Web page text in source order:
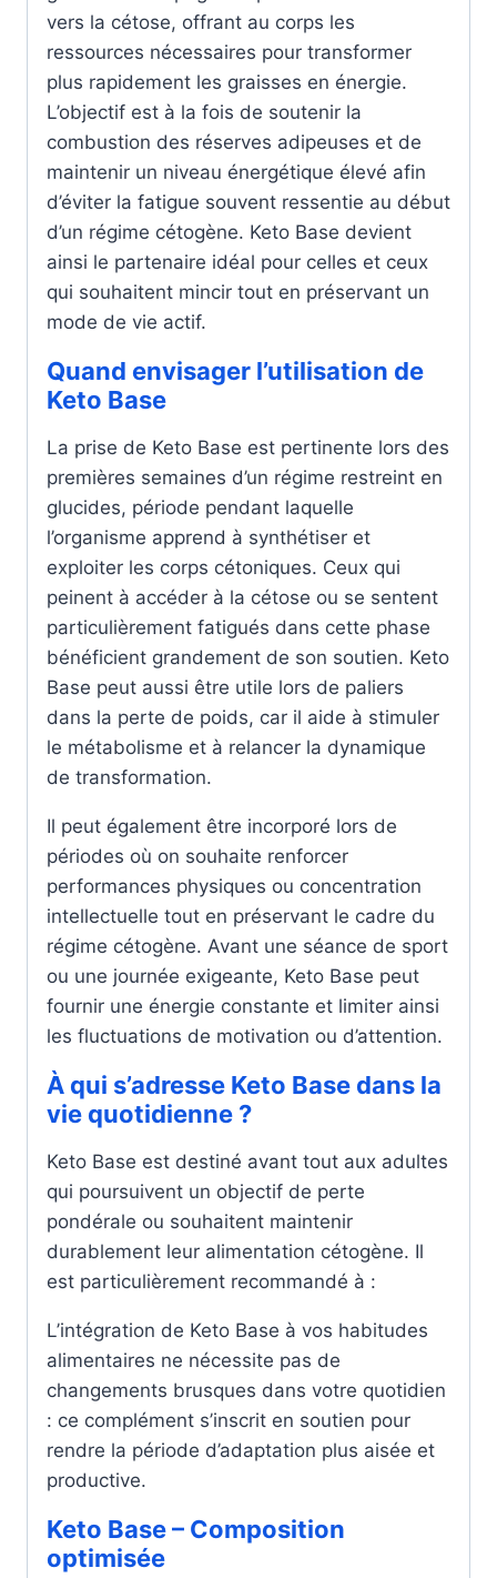
vers la cétose, offrant au corps les
ressources nécessaires pour transformer
plus rapidement les graisses en énergie.
L’objectif est à la fois de soutenir la
combustion des réserves adipeuses et de
maintenir un niveau énergétique élevé afin
d’éviter la fatigue souvent ressentie au début
d’un régime cétogène. Keto Base devient
ainsi le partenaire idéal pour celles et ceux
qui souhaitent mincir tout en préservant un
mode de vie actif.
Quand envisager l’utilisation de
Keto Base
La prise de Keto Base est pertinente lors des
premières semaines d’un régime restreint en
glucides, période pendant laquelle
l’organisme apprend à synthétiser et
exploiter les corps cétoniques. Ceux qui
peinent à accéder à la cétose ou se sentent
particulièrement fatigués dans cette phase
bénéficient grandement de son soutien. Keto
Base peut aussi être utile lors de paliers
dans la perte de poids, car il aide à stimuler
le métabolisme et à relancer la dynamique
de transformation.
Il peut également être incorporé lors de
périodes où on souhaite renforcer
performances physiques ou concentration
intellectuelle tout en préservant le cadre du
régime cétogène. Avant une séance de sport
ou une journée exigeante, Keto Base peut
fournir une énergie constante et limiter ainsi
les fluctuations de motivation ou d’attention.
À qui s’adresse Keto Base dans la
vie quotidienne ?
Keto Base est destiné avant tout aux adultes
qui poursuivent un objectif de perte
pondérale ou souhaitent maintenir
durablement leur alimentation cétogène. Il
est particulièrement recommandé à :
L’intégration de Keto Base à vos habitudes
alimentaires ne nécessite pas de
changements brusques dans votre quotidien
: ce complément s’inscrit en soutien pour
rendre la période d’adaptation plus aisée et
productive.
Keto Base – Composition
optimisée